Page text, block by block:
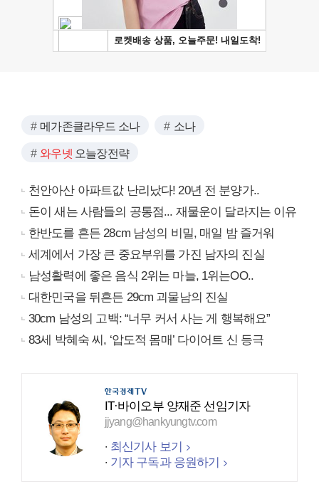
메가존클라우드 소나 소나
와우넷 오늘장전략
천안아산 아파트값 난리났다! 20년 전 분양가..
돈이 새는 사람들의 공통점... 재물운이 달라지는 이유
한반도를 흔든 28cm 남성의 비밀, 매일 밤 즐거워
세계에서 가장 큰 중요부위를 가진 남자의 진실
남성활력에 좋은 음식 2위는 마늘, 1위는OO..
대한민국을 뒤흔든 29cm 괴물남의 진실
30cm 남성의 고백: “너무 커서 사는 게 행복해요”
83세 박혜숙 씨, ‘압도적 몸매’ 다이어트 신 등극
IT·바이오부 양재준 선임기자
jjyang@hankyungtv.com
최신기사 보기
기자 구독과 응원하기